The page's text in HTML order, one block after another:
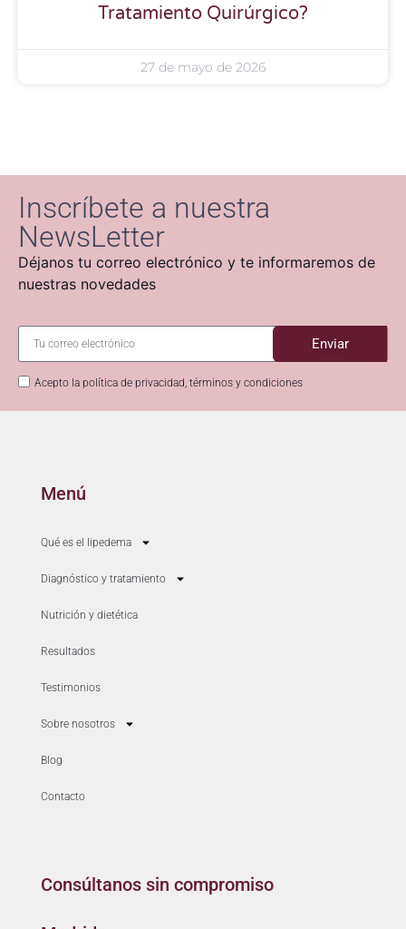
Tratamiento Quirúrgico?
27 de mayo de 2026
Inscríbete a nuestra
NewsLetter
Déjanos tu correo electrónico y te informaremos de
nuestras novedades
Acepto la política de privacidad, términos y condiciones
Enviar
Menú
Qué es el lipedema
Diagnóstico y tratamiento
Nutrición y dietética
Resultados
Testimonios
Sobre nosotros
Blog
Contacto
Consúltanos sin compromiso